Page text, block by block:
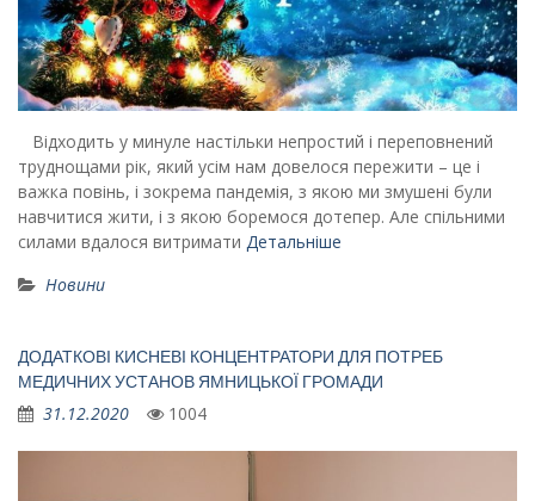
Відходить у минуле настільки непростий і переповнений
труднощами рік, який усім нам довелося пережити – це і
важка повінь, і зокрема пандемія, з якою ми змушені були
навчитися жити, і з якою боремося дотепер. Але спільними
силами вдалося витримати Детальніше
Новини
ДОДАТКОВІ КИСНЕВІ КОНЦЕНТРАТОРИ ДЛЯ ПОТРЕБ
МЕДИЧНИХ УСТАНОВ ЯМНИЦЬКОЇ ГРОМАДИ
31.12.2020 1004